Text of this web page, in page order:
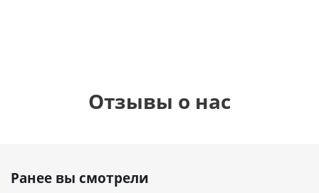
Отзывы о нас
Ранее вы смотрели